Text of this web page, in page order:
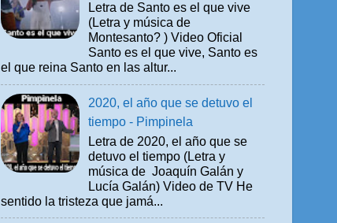
Letra de Santo es el que vive
(Letra y música de
Montesanto? ) Video Oficial
Santo es el que vive, Santo es
el que reina Santo en las altur...
2020, el año que se detuvo el
tiempo - Pimpinela
Letra de 2020, el año que se
detuvo el tiempo (Letra y
música de Joaquín Galán y
Lucía Galán) Video de TV He
sentido la tristeza que jamá...